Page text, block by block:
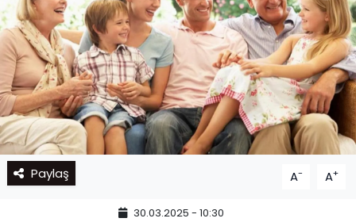
Paylaş A- A+
30.03.2025 - 10:30